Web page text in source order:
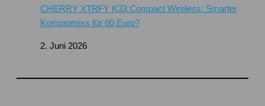
CHERRY XTRFY K33 Compact Wireless: Smarter
Kompromiss für 60 Euro?
2. Juni 2026